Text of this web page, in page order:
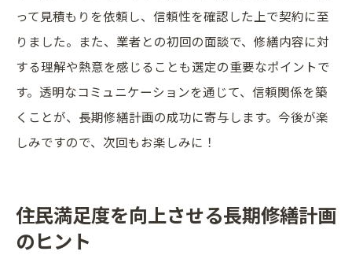
って見積もりを依頼し、信頼性を確認した上で契約に至
りました。また、業者との初回の面談で、修繕内容に対
する理解や熱意を感じることも選定の重要なポイントで
す。透明なコミュニケーションを通じて、信頼関係を築
くことが、長期修繕計画の成功に寄与します。今後が楽
しみですので、次回もお楽しみに！
住民満足度を向上させる長期修繕計画
のヒント